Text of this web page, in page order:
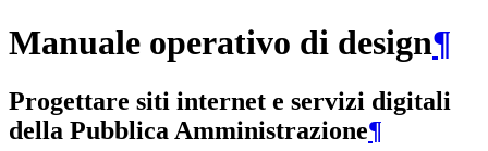
Manuale operativo di design¶
Progettare siti internet e servizi digitali
della Pubblica Amministrazione¶